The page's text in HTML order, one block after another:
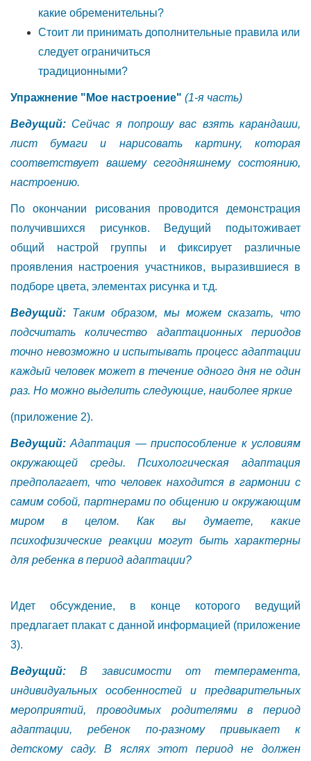
какие обременительны?
Стоит ли принимать дополнительные правила или
следует ограничиться
традиционными?
Упражнение "Мое настроение" (1-я часть)
Ведущий: Сейчас я попрошу вас взять карандаши,
лист бумаги и нарисовать картину, которая
соответствует вашему сегодняшнему состоянию,
настроению.
По окончании рисования проводится демонстрация
получившихся рисунков. Ведущий подытоживает
общий настрой группы и фиксирует различные
проявления настроения участников, выразившиеся в
подборе цвета, элементах рисунка и т.д.
Ведущий: Таким образом, мы можем сказать, что
подсчитать количество адаптационныхпериодов
точно невозможно и испытывать процесс адаптации
каждый человек может в течение одного дня не один
раз. Но можно выделить следующие, наиболее яркие
(приложение 2).
Ведущий: Адаптация —приспособление к условиям
окружающей среды. Психологическая адаптация
предполагает, что человек находится в гармонии с
самим собой, партнерами по общению и окружающим
миром в целом. Как вы думаете, какие
психофизические реакции могут быть характерны
для ребенка в период адаптации?
Идет обсуждение, в конце которого ведущий
предлагает плакат с данной информацией (приложение
3).
Ведущий: В зависимости от темперамента,
индивидуальных особенностей и предварительных
мероприятий, проводимых родителями в период
адаптации, ребенок по-разному привыкает к
детскому саду. В яслях этот период не должен